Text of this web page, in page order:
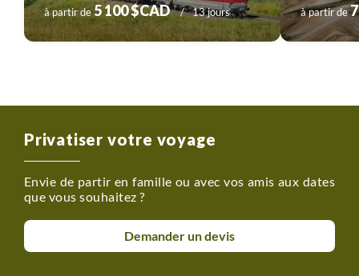
à partir de5 100 $CAD 13 jours à partir de
Privatiser votre voyage
Envie de partir en famille ou avec vos amis aux dates
que vous souhaitez ?
Demander un devis